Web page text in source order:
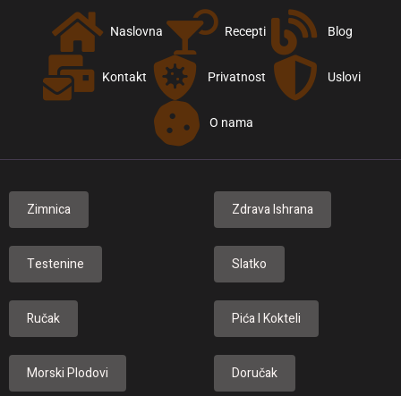
Naslovna Recepti Blog
Kontakt Privatnost Uslovi
O nama
Zimnica Zdrava Ishrana
Testenine Slatko
Ručak Pića I Kokteli
Morski Plodovi Doručak